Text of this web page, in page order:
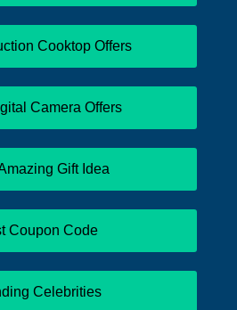
Cooktop Offers
Camera Offers
Gift Idea
Coupon Code
Celebrities